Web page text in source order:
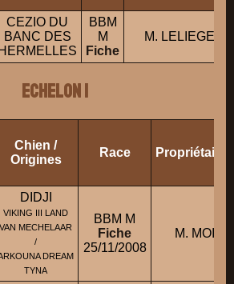
CEZIO DU
BANC DES
HERMELLES
BBM
M
Fiche
M. LELIEGE
ECHELON 1
Chien /
Origines
Race
DIDJI
VIKING III LAND
VAN MECHELAAR
/
DREAM
TYNA
BBM M
Fiche
25/11/2008
M.